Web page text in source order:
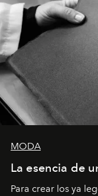
MODA
La esencia de
Para crear los ya